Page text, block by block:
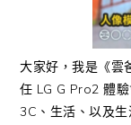
大家好，我是《雲
任 LG G Pro2 體
3C、生活、以及